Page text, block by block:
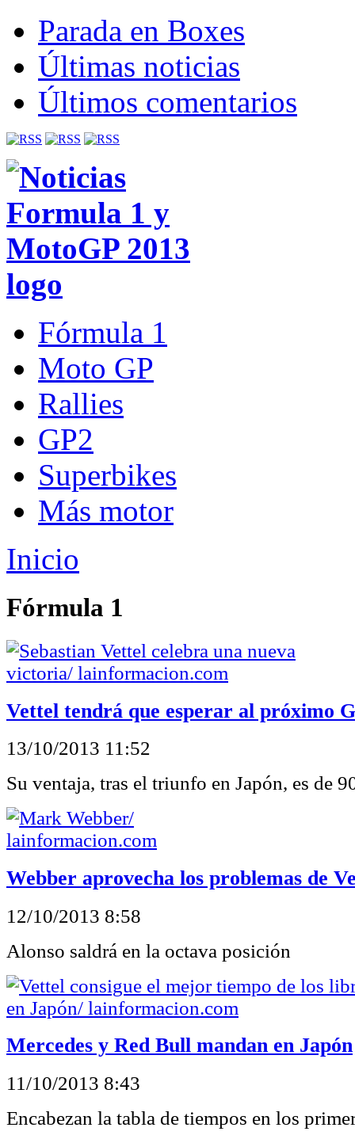
Parada en Boxes
Últimas noticias
Últimos comentarios
Fórmula 1
Moto GP
Rallies
GP2
Superbikes
Más motor
Inicio
Fórmula 1
Vettel tendrá que esperar al próximo
13/10/2013 11:52
Su ventaja, tras el triunfo en Japón, es de
Webber aprovecha los problemas de
12/10/2013 8:58
Alonso saldrá en la octava posición
Mercedes y Red Bull mandan en Japón
11/10/2013 8:43
Encabezan la tabla de tiempos en los